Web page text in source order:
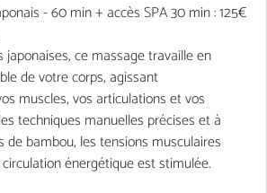
- 60 min + accès SPA 30 min : 125€
ce massage travaille en
de votre corps, agissant
muscles, vos articulations et vos
techniques manuelles précises et à
de bambou, les tensions musculaires
énergétique est stimulée.